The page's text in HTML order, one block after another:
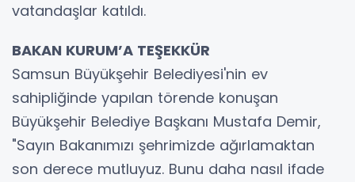
vatandaşlar katıldı.
BAKAN KURUM’A TEŞEKKÜR
Samsun Büyükşehir Belediyesi'nin ev
sahipliğinde yapılan törende konuşan
Büyükşehir Belediye Başkanı Mustafa Demir,
"Sayın Bakanımızı şehrimizde ağırlamaktan
son derece mutluyuz. Bunu daha nasıl ifade